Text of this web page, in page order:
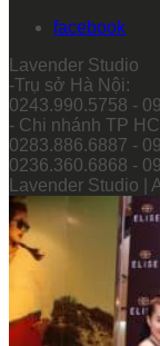
facebook
Lavender Studio
-Trụ sở Hà Nội:
0243.990.5758 -
- Chi nhánh TP
0283.886.6887 -
0236.360.6868 -
Lavender Studio |